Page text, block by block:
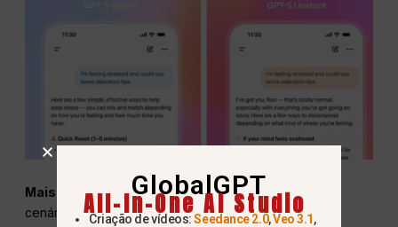
Mais empático: tom padrão mais quente, ideal para
cenários de educação, saúde e bem-estar mental.
GlobalGPT
All-In-One AI Studio
Criação de vídeos:Seedance 2.0,Veo 3.1,